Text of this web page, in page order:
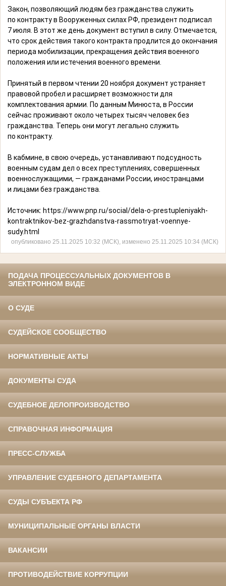
Закон, позволяющий людям без гражданства служить
по контракту в Вооруженных силах РФ, президент подписал
7 июля. В этот же день документ вступил в силу. Отмечается,
что срок действия такого контракта продлится до окончания
периода мобилизации, прекращения действия военного
положения или истечения военного времени.
Принятый в первом чтении 20 ноября документ устраняет
правовой пробел и расширяет возможности для
комплектования армии. По данным Минюста, в России
сейчас проживают около четырех тысяч человек без
гражданства. Теперь они могут легально служить
по контракту.
В кабмине, в свою очередь, устанавливают подсудность
военным судам дел о всех преступлениях, совершенных
военнослужащими, — гражданами России, иностранцами
и лицами без гражданства.
Источник: https://www.pnp.ru/social/dela-o-prestupleniyakh-
kontraktnikov-bez-grazhdanstva-rassmotryat-voennye-
sudy.html
опубликовано 25.11.2025 10:32 (МСК), изменено 25.11.2025 10:34 (МСК)
ПОДАЧА ПРОЦЕССУАЛЬНЫХ ДОКУМЕНТОВ В
ЭЛЕКТРОННОМ ВИДЕ
О СУДЕ
СУДЕЙСКОЕ СООБЩЕСТВО
НОРМАТИВНЫЕ АКТЫ
ДОКУМЕНТЫ СУДА
СУДЕБНОЕ ДЕЛОПРОИЗВОДСТВО
СПРАВОЧНАЯ ИНФОРМАЦИЯ
ПРЕСС-СЛУЖБА
УПРАВЛЕНИЕ СУДЕБНОГО ДЕПАРТАМЕНТА
СУДЫ СУБЪЕКТА РФ
МУНИЦИПАЛЬНЫЕ ОРГАНЫ ВЛАСТИ
ВАКАНСИИ
ПРОТИВОДЕЙСТВИЕ КОРРУПЦИИ